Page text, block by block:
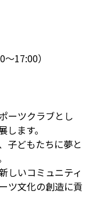
17:00）
ーツクラブとし
ます。
子どもたちに夢と
しいコミュニティ
ツ文化の創造に貢